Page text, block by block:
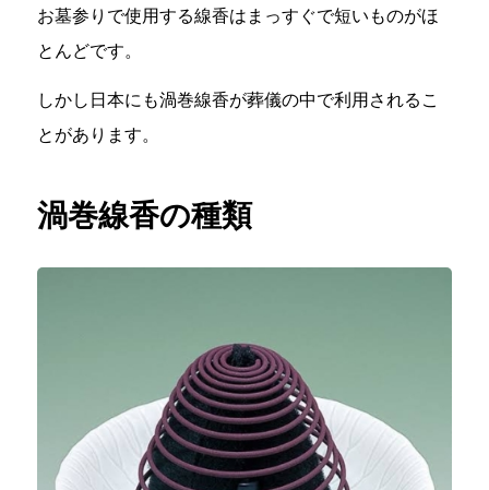
お墓参りで使用する線香はまっすぐで短いものがほ
とんどです。
しかし日本にも渦巻線香が葬儀の中で利用されるこ
とがあります。
渦巻線香の種類